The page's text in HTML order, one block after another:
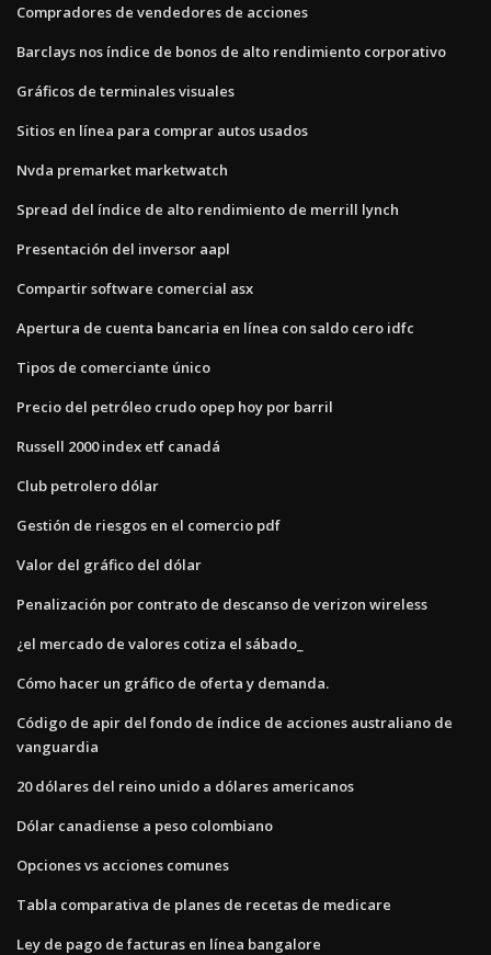
Compradores de vendedores de acciones
Barclays nos índice de bonos de alto rendimiento corporativo
Gráficos de terminales visuales
Sitios en línea para comprar autos usados
Nvda premarket marketwatch
Spread del índice de alto rendimiento de merrill lynch
Presentación del inversor aapl
Compartir software comercial asx
Apertura de cuenta bancaria en línea con saldo cero idfc
Tipos de comerciante único
Precio del petróleo crudo opep hoy por barril
Russell 2000 index etf canadá
Club petrolero dólar
Gestión de riesgos en el comercio pdf
Valor del gráfico del dólar
Penalización por contrato de descanso de verizon wireless
¿el mercado de valores cotiza el sábado_
Cómo hacer un gráfico de oferta y demanda.
Código de apir del fondo de índice de acciones australiano de
vanguardia
20 dólares del reino unido a dólares americanos
Dólar canadiense a peso colombiano
Opciones vs acciones comunes
Tabla comparativa de planes de recetas de medicare
Ley de pago de facturas en línea bangalore